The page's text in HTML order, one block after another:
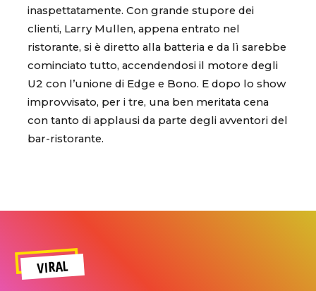
inaspettatamente. Con grande stupore dei
clienti, Larry Mullen, appena entrato nel
ristorante, si è diretto alla batteria e da lì sarebbe
cominciato tutto, accendendosi il motore degli
U2 con l’unione di Edge e Bono. E dopo lo show
improvvisato, per i tre, una ben meritata cena
con tanto di applausi da parte degli avventori del
bar-ristorante.
VIRAL